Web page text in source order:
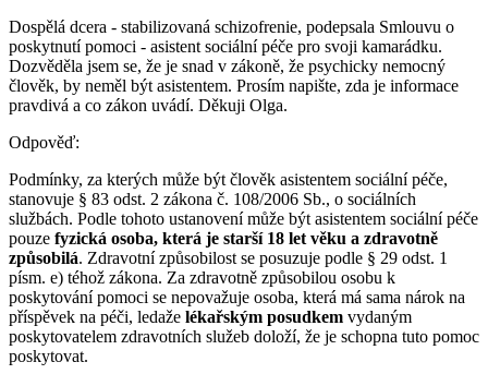
Dospělá dcera - stabilizovaná schizofrenie, podepsala Smlouvu o
poskytnutí pomoci - asistent sociální péče pro svoji kamarádku.
Dozvěděla jsem se, že je snad v zákoně, že psychicky nemocný
člověk, by neměl být asistentem. Prosím napište, zda je informace
pravdivá a co zákon uvádí. Děkuji Olga.
Odpověď:
Podmínky, za kterých může být člověk asistentem sociální péče,
stanovuje § 83 odst. 2 zákona č. 108/2006 Sb., o sociálních
službách. Podle tohoto ustanovení může být asistentem sociální péče
pouze fyzická osoba, která je starší 18 let věku a zdravotně
způsobilá. Zdravotní způsobilost se posuzuje podle § 29 odst. 1
písm. e) téhož zákona. Za zdravotně způsobilou osobu k
poskytování pomoci se nepovažuje osoba, která má sama nárok na
příspěvek na péči, ledaže lékařským posudkem vydaným
poskytovatelem zdravotních služeb doloží, že je schopna tuto pomoc
poskytovat.